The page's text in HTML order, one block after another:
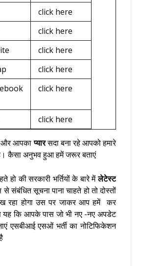
click here
click here
click here
click here
click here
click here
आपकाप्यारसदा बना रहे आपको हमारे
है। कैसा अनुभव हुआ हमें जरूर बताएं
हो की सरकारी भर्तियों के बारे मेंलेटेस्ट
से संबंधित सूचना पाना चाहते हो तो दोस्तों
होगा उस पर जाकर आप हमें कर
यह कि आपके पास जो भी नए -नए अपडेट
एसबीआई एसओं भर्ती का नोटिफिकेशन